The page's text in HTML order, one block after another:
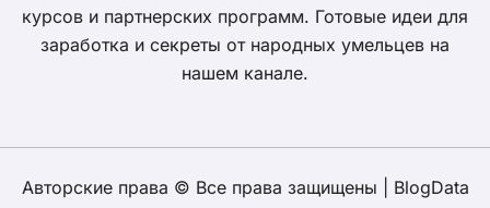
курсов и партнерских программ. Готовые идеи для
заработка и секреты от народных умельцев на
нашем канале.
Авторские права © Все права защищены
BlogData